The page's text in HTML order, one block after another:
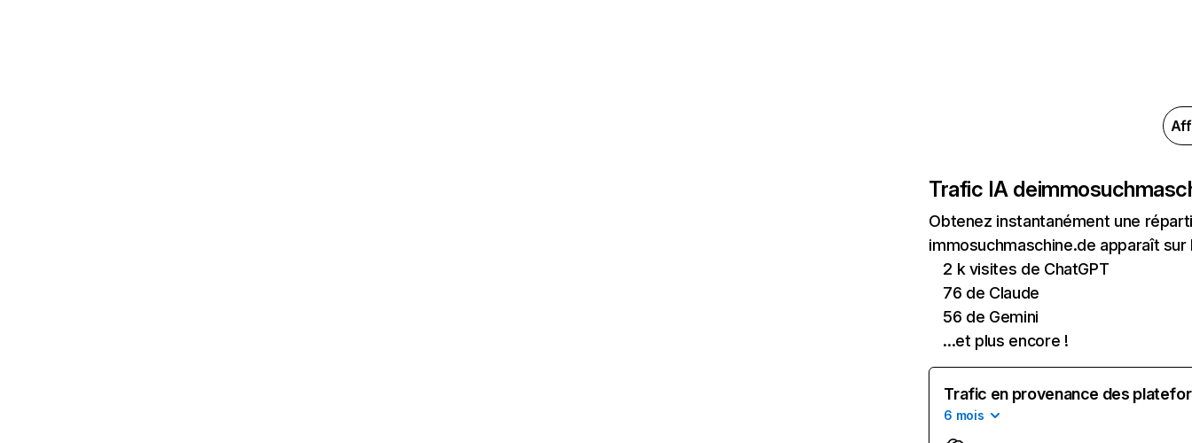
Trafic IA de
Obtenez instantanément une
immosuchmaschine.de apparaît
2 k visites de ChatGPT
76 de Claude
56 de Gemini
...et plus encore !
Trafic en provenance des
6 mois